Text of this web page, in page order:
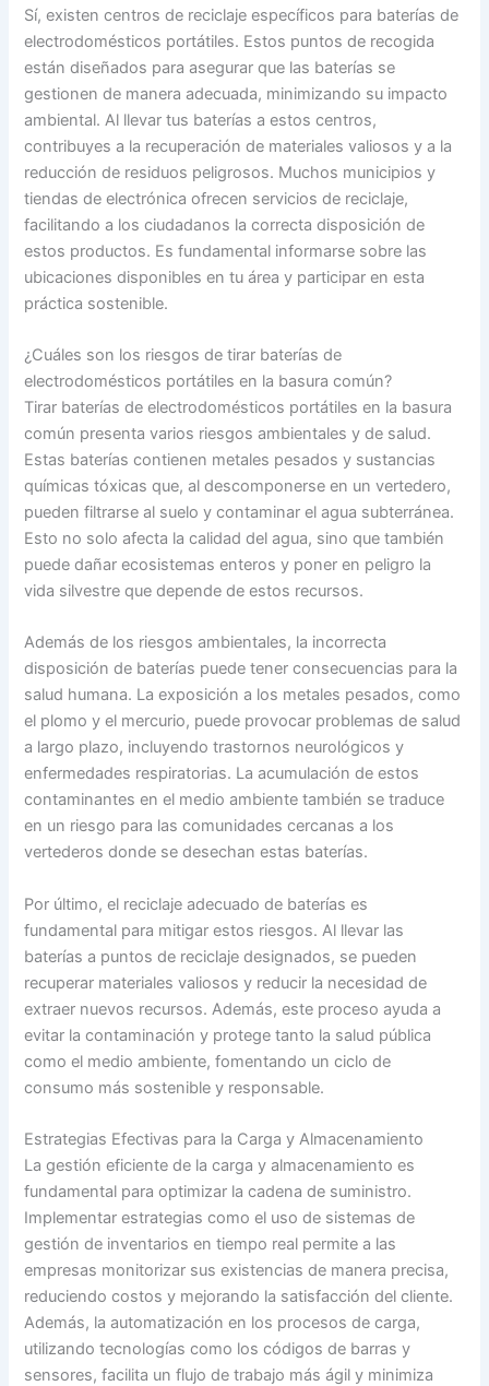
Sí, existen centros de reciclaje específicos para baterías de
electrodomésticos portátiles. Estos puntos de recogida
están diseñados para asegurar que las baterías se
gestionen de manera adecuada, minimizando su impacto
ambiental. Al llevar tus baterías a estos centros,
contribuyes a la recuperación de materiales valiosos y a la
reducción de residuos peligrosos. Muchos municipios y
tiendas de electrónica ofrecen servicios de reciclaje,
facilitando a los ciudadanos la correcta disposición de
estos productos. Es fundamental informarse sobre las
ubicaciones disponibles en tu área y participar en esta
práctica sostenible.
¿Cuáles son los riesgos de tirar baterías de
electrodomésticos portátiles en la basura común?
Tirar baterías de electrodomésticos portátiles en la basura
común presenta varios riesgos ambientales y de salud.
Estas baterías contienen metales pesados y sustancias
químicas tóxicas que, al descomponerse en un vertedero,
pueden filtrarse al suelo y contaminar el agua subterránea.
Esto no solo afecta la calidad del agua, sino que también
puede dañar ecosistemas enteros y poner en peligro la
vida silvestre que depende de estos recursos.
Además de los riesgos ambientales, la incorrecta
disposición de baterías puede tener consecuencias para la
salud humana. La exposición a los metales pesados, como
el plomo y el mercurio, puede provocar problemas de salud
a largo plazo, incluyendo trastornos neurológicos y
enfermedades respiratorias. La acumulación de estos
contaminantes en el medio ambiente también se traduce
en un riesgo para las comunidades cercanas a los
vertederos donde se desechan estas baterías.
Por último, el reciclaje adecuado de baterías es
fundamental para mitigar estos riesgos. Al llevar las
baterías a puntos de reciclaje designados, se pueden
recuperar materiales valiosos y reducir la necesidad de
extraer nuevos recursos. Además, este proceso ayuda a
evitar la contaminación y protege tanto la salud pública
como el medio ambiente, fomentando un ciclo de
consumo más sostenible y responsable.
Estrategias Efectivas para la Carga y Almacenamiento
La gestión eficiente de la carga y almacenamiento es
fundamental para optimizar la cadena de suministro.
Implementar estrategias como el uso de sistemas de
gestión de inventarios en tiempo real permite a las
empresas monitorizar sus existencias de manera precisa,
reduciendo costos y mejorando la satisfacción del cliente.
Además, la automatización en los procesos de carga,
utilizando tecnologías como los códigos de barras y
sensores, facilita un flujo de trabajo más ágil y minimiza